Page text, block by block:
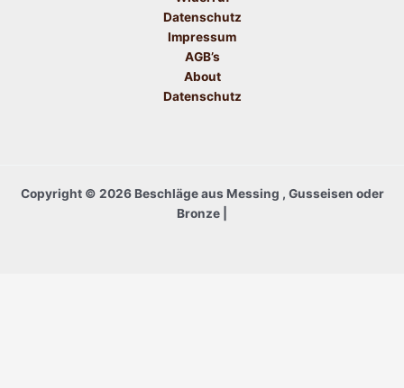
Datenschutz
Impressum
AGB’s
About
Datenschutz
Copyright © 2026 Beschläge aus Messing , Gusseisen oder
Bronze |